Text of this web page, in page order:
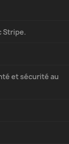
Stripe.
et sécurité au